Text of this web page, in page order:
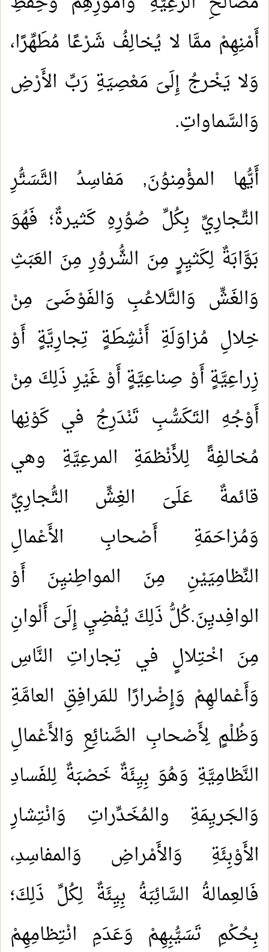
أَمْنِهِمْ ممَّا لا يُخالِفُ شَرْعًا مُطَهِّرًا،
وَلا يَخْرجُ إِلَىَ مَعْصِيَةِ رَبِّ الأَرْضِ
وَالسَّماواتِ.
أَيُّها المؤْمِنوُنَ, مَفاسِدُ التَّسَتُّرِ
التِّجارِيِّ بِكُلِّ صُوُرِهِ كَثيرةٌ؛ فَهُوَ
بَوَّابَةٌ لِكَثيِرٍ مِنَ الشُّروُرِ مِنَ العَبَثِ
وَالغَشِّ وَالتَّلاعُبِ وَالفَوْضَىَ مِنْ
خِلالِ مُزاوَلَةِ أَنْشِطَةٍ تِجارِيَّةٍ أَوْ
زِراعِيَّةٍ أَوْ صِناعِيَّةٍ أَوْ غَيْرِ ذَلِكَ مِنْ
أَوْجُهِ التَكَسُّبِ تَنْدَرِجُ في كَوْنِها
مُخالفِةً لِلأَنْظمَةِ المرعِيَّةِ وهي
قائمةٌ عَلَىَ الغِشِّ التُّجارِيِّ
وَمُزاحَمَةِ أَصْحابِ الأَعْمالِ
النِّظامِيَيْنِ مِنَ المواطِنيِنَ أَوْ
الوافِديِنَ.كُلُّ ذَلِكَ يُفْضِيِ إِلَىَ أَلْوانِ
مِنَ اخْتِلالٍ في تِجاراتِ النَّاسِ
وَأَعْمالهِمْ وَإِضْرارًا للمَرافِقِ العامَّةِ
وَظُلْمٍ لِأَصْحابِ الصَّنائِعِ وَالأَعْمالِ
النَّظامِيَّةِ وَهُوَ بِيِئَةٌ خَصْبَةٌ لِلفَسادِ
وَالجَريِمَةِ والمُخَدِّراتِ وَانْتِشارِ
الأَوْبِئَةِ وَالأَمْراضِ وَالمفاسِدِ،
فَالعِمالةُ السَّائِبَةُ بِيِئَةٌ لِكُلِّ ذَلِكَ؛
بِحُكْمِ تَسَيُّبِهِمْ وَعَدَمِ انْتِظامِهِمْ